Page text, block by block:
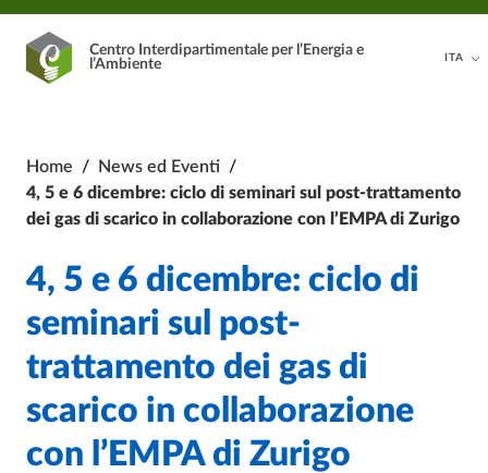
Centro Interdipartimentaleper l’Energia e
l’Ambiente
ITA
Home / News ed Eventi /
4, 5 e 6 dicembre: ciclo di seminari sul post-trattamento
dei gas di scarico in collaborazione con l’EMPA di Zurigo
4, 5 e 6 dicembre: ciclo di
seminari sul post-
trattamento dei gas di
scarico in collaborazione
con l’EMPA di Zurigo